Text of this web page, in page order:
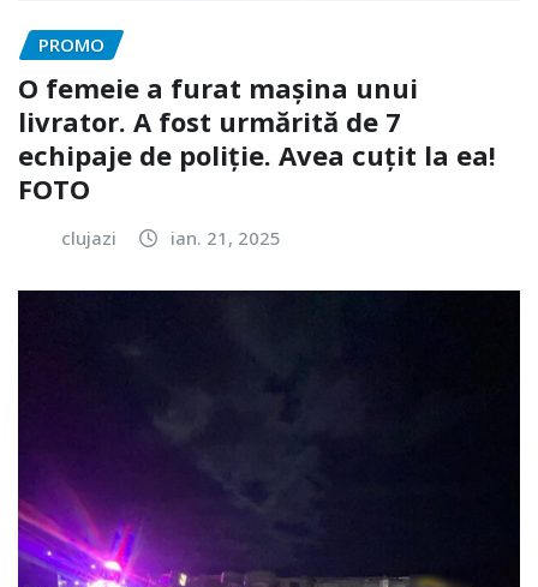
PROMO
O femeie a furat mașina unui
livrator. A fost urmărită de 7
echipaje de poliție. Avea cuțit la ea!
FOTO
clujazi ian. 21, 2025